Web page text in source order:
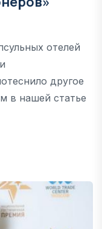
отелей
другое
в нашей статье